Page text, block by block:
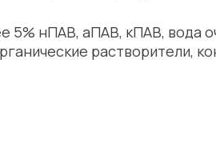
5% нПАВ, аПАВ, кПАВ, вода
растворители,